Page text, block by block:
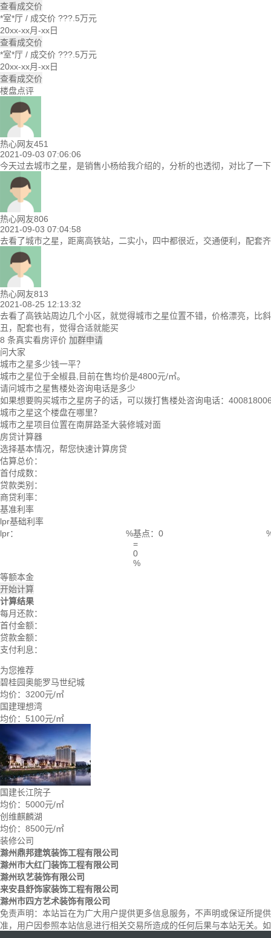
查看成交价
*室*厅 / 成交价 ???.5万元
20xx-xx月-xx日
查看成交价
*室*厅 / 成交价 ???.5万元
20xx-xx月-xx日
查看成交价
楼盘点评
热心网友451
2021-09-03 07:06:06
今天过去城市之星，是销售小杨给我介绍的，分析的也透彻，对比了一
热心网友806
2021-09-03 07:04:58
去看了城市之星，距离高铁站，二实小，四中都很近，交通便利，配套
热心网友813
2021-08-25 12:13:32
去看了高铁站周边几个小区，就觉得城市之星位置不错，价格漂亮，比
丑，配套也有，觉得合适就能买
8 条真实看房评价 加群申请
问大家
城市之星多少钱一平？
城市之星位于全椒县,目前在售均价是4800元/㎡。
请问城市之星售楼处咨询电话是多少
如果想要购买城市之星房子的话，可以拨打售楼处咨询电话：
城市之星这个楼盘在哪里？
城市之星项目位置在南屏路圣大装修城对面
房贷计算器
选择基本情况，帮您快速计算房贷
估算总价：
首付成数：
贷款类别：
商贷利率：
基准利率
lpr基础利率
lpr：
%基点：
=
0
%
等额本金
开始计算
计算结果
每月还款：
首付金额：
贷款金额：
支付利息：
为您推荐
碧桂园奥能罗马世纪城
均价： 3200元/㎡
国建理想湾
均价： 5100元/㎡
国建长江院子
均价： 5000元/㎡
创维麒麟湖
均价： 8500元/㎡
装修公司
滁州鼎邦建筑装饰工程有限公司
滁州市大红门装饰工程有限公司
滁州玖艺装饰有限公司
来安县舒饰家装饰工程有限公司
滁州市四方艺术装饰有限公司
免责声明： 本站旨在为广大用户提供更多信息服务，不声明或保证所提
准，用户因参照本站信息进行相关交易所造成的任何后果与本站无关